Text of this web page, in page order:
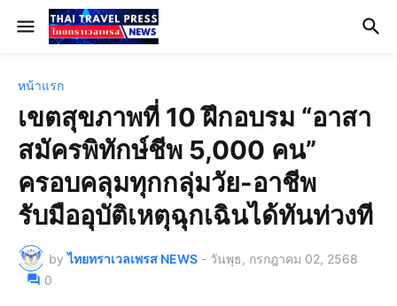
หน้าแรก
เขตสุขภาพที่ 10 ฝึกอบรม “อาสา
สมัครพิทักษ์ชีพ 5,000 คน”
ครอบคลุมทุกกลุ่มวัย-อาชีพ
รับมืออุบัติเหตุฉุกเฉินได้ทันท่วงที
by ไทยทราเวลเพรส NEWS - วันพุธ, กรกฎาคม 02, 2568
0